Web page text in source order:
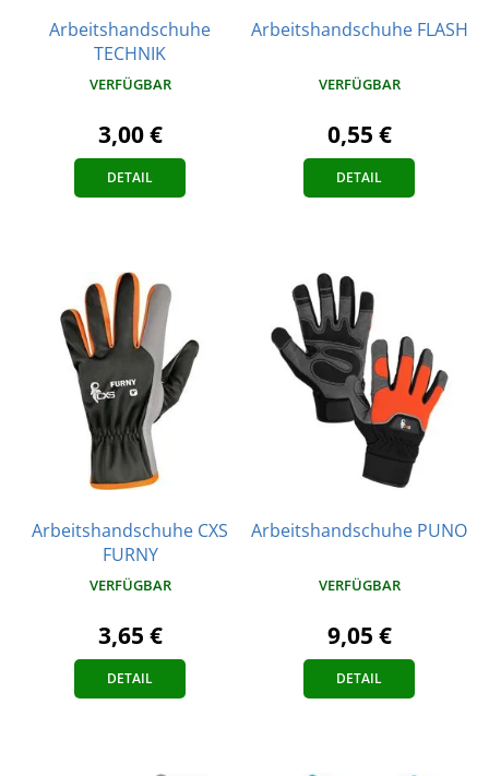
Arbeitshandschuhe
TECHNIK
VERFÜGBAR
3,00 €
DETAIL
Arbeitshandschuhe FLASH
VERFÜGBAR
0,55 €
DETAIL
Arbeitshandschuhe CXS
FURNY
VERFÜGBAR
3,65 €
DETAIL
Arbeitshandschuhe PUNO
VERFÜGBAR
9,05 €
DETAIL